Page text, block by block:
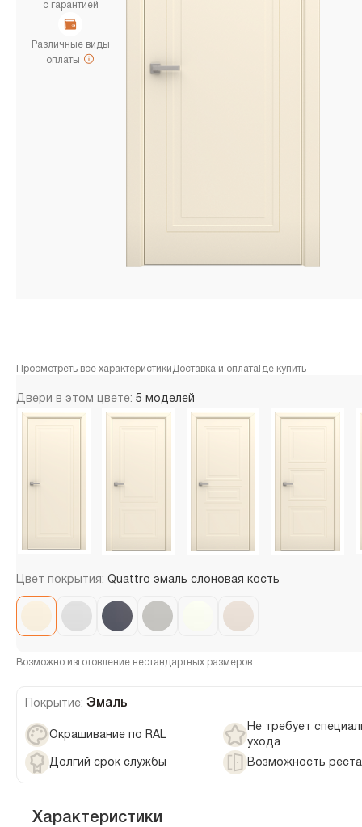
с гарантией
Различные виды
оплаты
Просмотреть все характеристики Доставка и оплата Где купить
Двери в этом цвете: 5 моделей
Цвет покрытия: Quattro эмаль слоновая кость
Возможно изготовление нестандартных размеров
Покрытие: Эмаль
Окрашивание по RAL
Не требует
ухода
Долгий срок службы
Возможность
Характеристики